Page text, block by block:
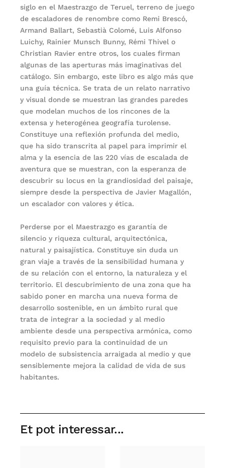
siglo en el Maestrazgo de Teruel, terreno de juego
de escaladores de renombre como Remi Brescó,
Armand Ballart, Sebastià Colomé, Luis Alfonso
Luichy, Rainier Munsch Bunny, Rémi Thivel o
Christian Ravier entre otros, los cuales firman
algunas de las aperturas más imaginativas del
catálogo. Sin embargo, este libro es algo más que
una guía técnica. Se trata de un relato narrativo
y visual donde se muestran las grandes paredes
que modelan muchos de los rincones de la
extensa y heterogénea geografía turolense.
Constituye una reflexión profunda del medio,
que ha sido transcrita al papel para imprimir el
alma y la esencia de las 220 vías de escalada de
aventura que se muestran, con la esperanza de
descubrir su locus en la grandiosidad del paisaje,
siempre desde la perspectiva de Javier Magallón,
un escalador con valores y ética.
Perderse por el Maestrazgo es garantía de
silencio y riqueza cultural, arquitectónica,
natural y paisajística. Constituye sin duda un
gran viaje a través de la sensibilidad humana y
de su relación con el entorno, la naturaleza y el
territorio. El descubrimiento de una zona que ha
sabido poner en marcha una nueva forma de
desarrollo sostenible, en un ámbito rural que
trata de integrar a la sociedad y al medio
ambiente desde una perspectiva armónica, como
requisito previo para la continuidad de un
modelo de subsistencia arraigada al medio y que
sensiblemente mejora la calidad de vida de sus
habitantes.
Et pot interessar...